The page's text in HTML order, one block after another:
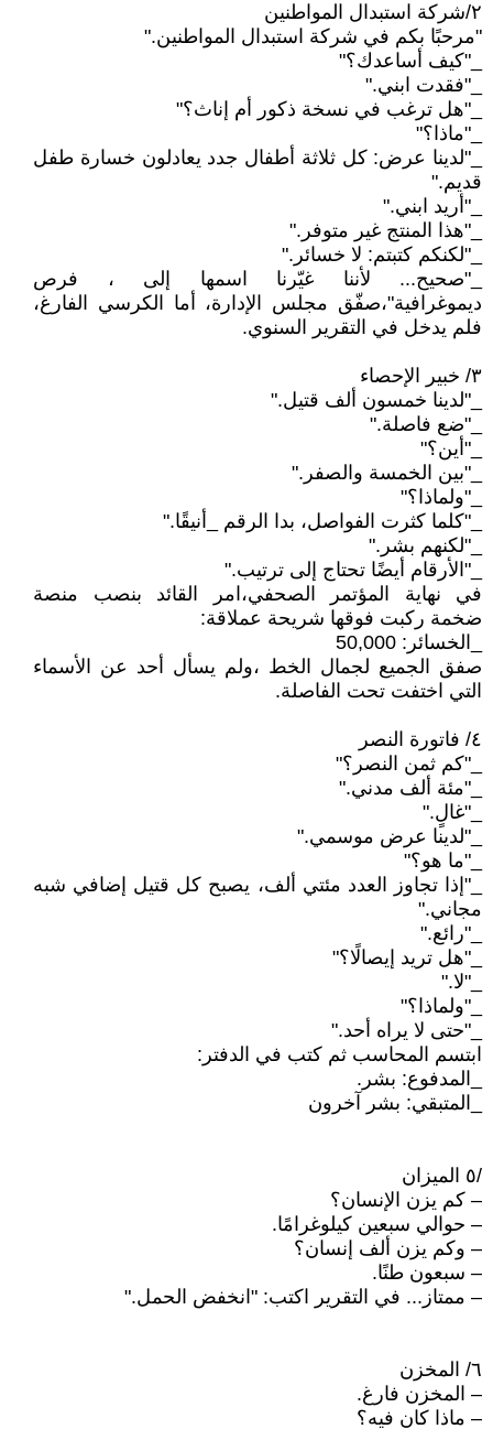
٢/شركة استبدال المواطنين
"مرحبًا بكم في شركة استبدال المواطنين."
_"كيف أساعدك؟"
_"فقدت ابني."
_"هل ترغب في نسخة ذكور أم إناث؟"
_"ماذا؟"
_"لدينا عرض: كل ثلاثة أطفال جدد يعادلون خسارة طفل
قديم."
_"أريد ابني."
_"هذا المنتج غير متوفر."
_"لكنكم كتبتم: لا خسائر."
_"صحيح... لأننا غيّرنا اسمها إلى ، فرص
ديموغرافية"،صفّق مجلس الإدارة، أما الكرسي الفارغ،
فلم يدخل في التقرير السنوي.
٣/ خبير الإحصاء
_"لدينا خمسون ألف قتيل."
_"ضع فاصلة."
_"أين؟"
_"بين الخمسة والصفر."
_"ولماذا؟"
_"كلما كثرت الفواصل، بدا الرقم _أنيقًا."
_"لكنهم بشر."
_"الأرقام أيضًا تحتاج إلى ترتيب."
في نهاية المؤتمر الصحفي،امر القائد بنصب منصة
ضخمة ركبت فوقها شريحة عملاقة:
_الخسائر: 50,000
صفق الجميع لجمال الخط ،ولم يسأل أحد عن الأسماء
التي اختفت تحت الفاصلة.
٤/ فاتورة النصر
_"كم ثمن النصر؟"
_"مئة ألف مدني."
_"غالٍ."
_"لدينا عرض موسمي."
_"ما هو؟"
_"إذا تجاوز العدد مئتي ألف، يصبح كل قتيل إضافي شبه
مجاني."
_"رائع."
_"هل تريد إيصالًا؟"
_"لا."
_"ولماذا؟"
_"حتى لا يراه أحد."
ابتسم المحاسب ثم كتب في الدفتر:
_المدفوع: بشر.
_المتبقي: بشر آخرون
/٥ الميزان
– كم يزن الإنسان؟
– حوالي سبعين كيلوغرامًا.
– وكم يزن ألف إنسان؟
– سبعون طنًا.
– ممتاز... في التقرير اكتب: "انخفض الحمل."
٦/ المخزن
– المخزن فارغ.
– ماذا كان فيه؟